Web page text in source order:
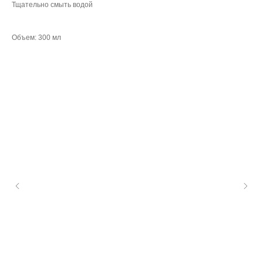
Тщательно смыть водой
Объем: 300 мл